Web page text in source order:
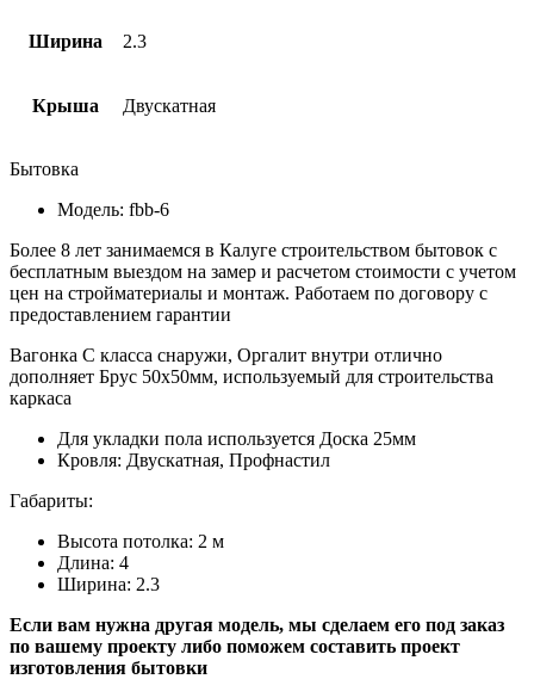
Ширина 2.3
Крыша Двускатная
Бытовка
Модель: fbb-6
Более 8 лет занимаемся в Калуге строительством бытовок с
бесплатным выездом на замер и расчетом стоимости с учетом
цен на стройматериалы и монтаж. Работаем по договору с
предоставлением гарантии
Вагонка С класса снаружи, Оргалит внутри отлично
дополняет Брус 50х50мм, используемый для строительства
каркаса
Для укладки пола используется Доска 25мм
Кровля: Двускатная, Профнастил
Габариты:
Высота потолка: 2 м
Длина: 4
Ширина: 2.3
Если вам нужна другая модель, мы сделаем его под заказ
по вашему проекту либо поможем составить проект
изготовления бытовки